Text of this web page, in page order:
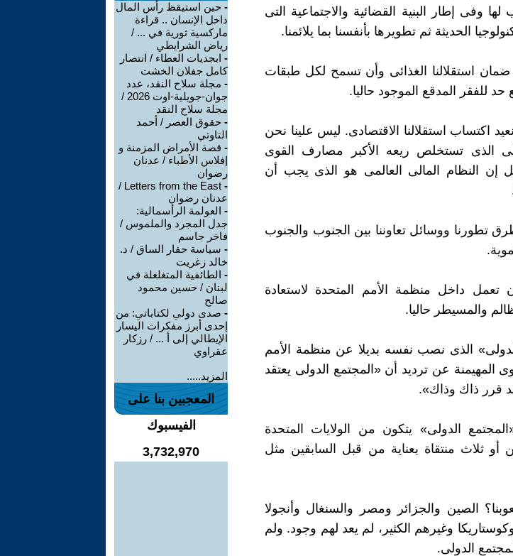
وفى إطار البنية القضائية والاجتماعية التى
الحديثة ثم تطويرها بأنفسنا بما يلائمنا.
استقلالنا الغذائى وأن تسمح لكل طبقات
للفقر المدقع الموجود حاليا.
اكتساب استقلالنا الاقتصادى. ليس علينا نحن
الذى تستخلص ريعه الأكبر مصارف القوى
بل إن النظام المالى العالمى هو الذى يجب أن
تطورنا ووسائل تعاوننا بين الجنوب والجنوب
تعمل داخل منظمة الأمم المتحدة لاستعادة
والمسيطر حاليا.
الذى نصب نفسه بديلا عن منظمة الأمم
المهيمنة عن ترديد أن «المجتمع الدولى يعتقد
قرر ذاك وذاك».
الدولى» يتكون من الولايات المتحدة
أو ثلاث منتقاة بعناية من قبل السابقين مثل
الصين والجزائر ومصر والسنغال وأنجولا
وكوستاريكا وغيرهم الكثير، لم يعد لهم وجود. ولم
الدولى.
- حين استيقظ رأس المال
داخل الإنسان .. قراءة
ماركسية ثورية في ... /
رياض الشرايطي
- ابجديات العطاء / انتصار
كامل جفلان الخشت
- مجلة سلاح النقد، عدد
جوان-جويلية-اوت 2026 /
مجلة سلاح النقد
- حقوق العصر / أحمد
التاوتي
- قصة الأمراض المزمنة و
إفلاس الأطباء / عدنان
رضوان
-
Letters from the East /
عدنان رضوان
- العولمة الرأسمالية:
جدل المجرد والملموس /
فاخر جاسم
- سياسة حفار الساق / د.
خالد زغريت
- الطائفية المتغلغلة في
لبنان / حسين محمود
صالح
- صدى دولي لكتاباتي: من
إحدى أبرز مفكرات اليسار
الإيطالي إلى أ ... / رزكار
عقراوي
المزيد.....
المعجبين بنا على
الفيسبوك
3,732,970